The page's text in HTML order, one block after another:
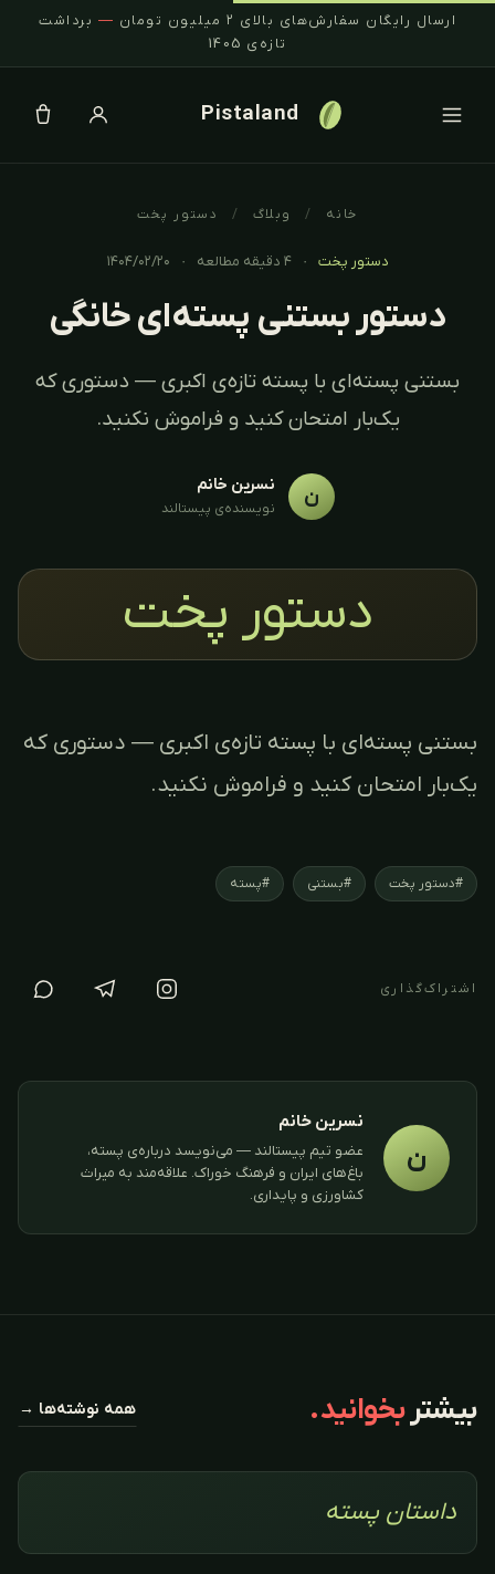
ارسال رایگان سفارش‌های بالای ۲ میلیون تومان — برداشت
تازه‌ی 1405
Pistaland
خانه / وبلاگ / دستور پخت
دستور پخت · ۴ دقیقه مطالعه · ۱۴۰۴/۰۲/۲۰
دستور بستنی پسته‌ای خانگی
بستنی پسته‌ای با پسته تازه‌ی اکبری — دستوری که
یک‌بار امتحان کنید و فراموش نکنید.
ن نسرین خانم
نویسنده‌ی پیستالند
دستور پخت
بستنی پسته‌ای با پسته تازه‌ی اکبری — دستوری که
یک‌بار امتحان کنید و فراموش نکنید.
#دستور پخت #بستنی #پسته
اشتراک‌گذاری
ن
نسرین خانم
عضو تیم پیستالند — می‌نویسد درباره‌ی پسته،
باغ‌های ایران و فرهنگ خوراک. علاقه‌مند به میراث
کشاورزی و پایداری.
بیشتربخوانید. همه نوشته‌ها →
داستان پسته